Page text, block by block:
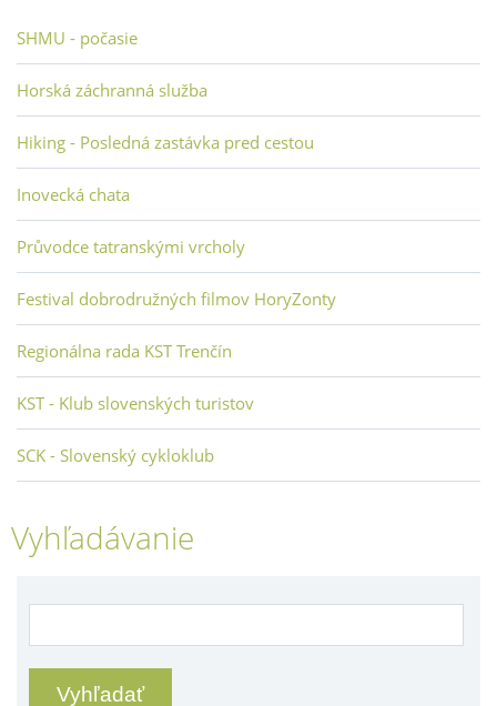
SHMU - počasie
Horská záchranná služba
Hiking - Posledná zastávka pred cestou
Inovecká chata
Průvodce tatranskými vrcholy
Festival dobrodružných filmov HoryZonty
Regionálna rada KST Trenčín
KST - Klub slovenských turistov
SCK - Slovenský cykloklub
Vyhľadávanie